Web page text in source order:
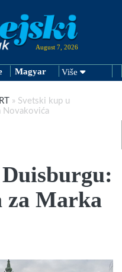
August 7, 2026
Magyar Više
» Svetski kup u
Novakovića
za Marka